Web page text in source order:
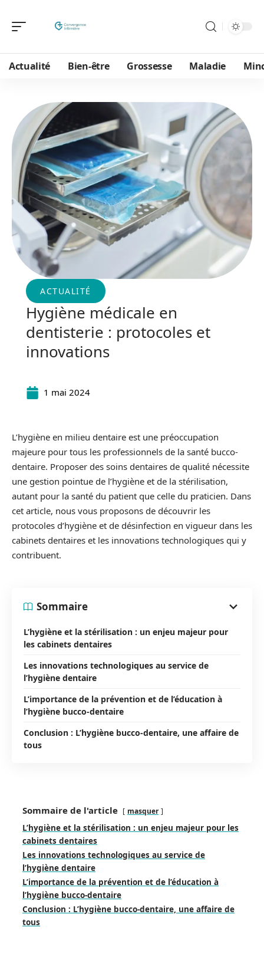
Actualité Bien-être Grossesse Maladie
ACTUALITÉ
Hygiène médicale en
dentisterie : protocoles et
innovations
1 mai 2024
L’hygiène en milieu dentaire est une préoccupation
majeure pour tous les professionnels de la santé bucco-
dentaire. Proposer des soins dentaires de qualité nécessite
une gestion pointue de l’hygiène et de la stérilisation,
autant pour la santé du patient que celle du praticien. Dans
cet article, nous vous proposons de découvrir les
protocoles d’hygiène et de désinfection en vigueur dans les
cabinets dentaires et les innovations technologiques qui y
contribuent.
Sommaire
L’hygiène et la stérilisation : un enjeu majeur pour
les cabinets dentaires
Les innovations technologiques au service de
l’hygiène dentaire
L’importance de la prévention et de l’éducation à
l’hygiène bucco-dentaire
Conclusion : L’hygiène bucco-dentaire, une affaire de
tous
Sommaire de l'article masquer
L’hygiène et la stérilisation : un enjeu majeur pour les
cabinets dentaires
Les innovations technologiques au service de
l’hygiène dentaire
L’importance de la prévention et de l’éducation à
l’hygiène bucco-dentaire
Conclusion : L’hygiène bucco-dentaire, une affaire de
tous